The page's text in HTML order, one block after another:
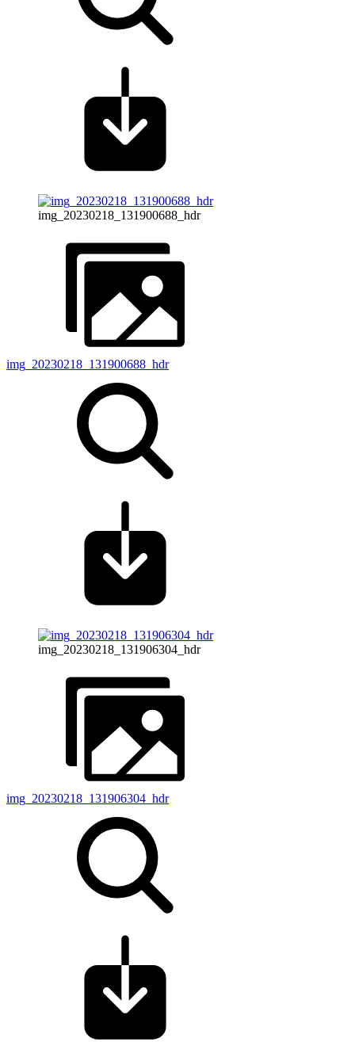
img_20230218_131900688_hdr
img_20230218_131900688_hdr
img_20230218_131906304_hdr
img_20230218_131906304_hdr